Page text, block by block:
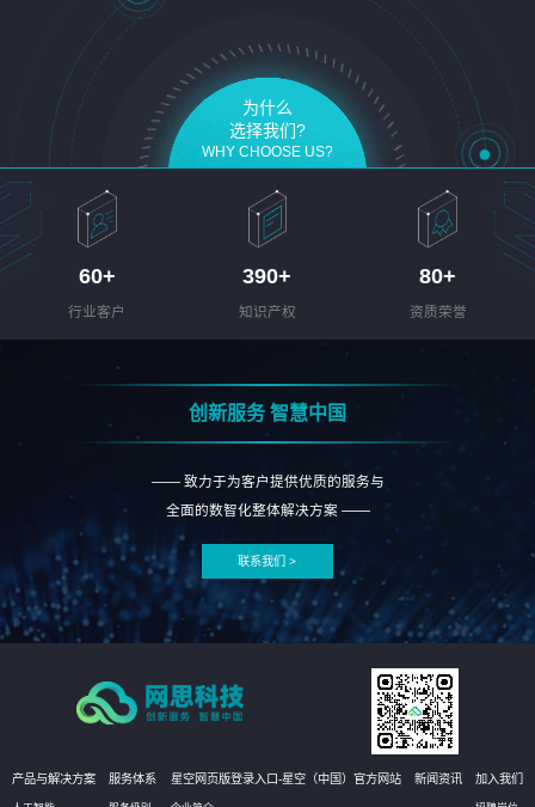
为什么
选择我们?
WHY CHOOSE US?
60+
行业客户
390+
知识产权
80+
资质荣誉
创新服务 智慧中国
—— 致力于为客户提供优质的服务与
全面的数智化整体解决方案 ——
联系我们 >
产品与解决方案 服务体系 星空网页版登录入口-星空（中国）官方网站 新闻资讯 加入我们